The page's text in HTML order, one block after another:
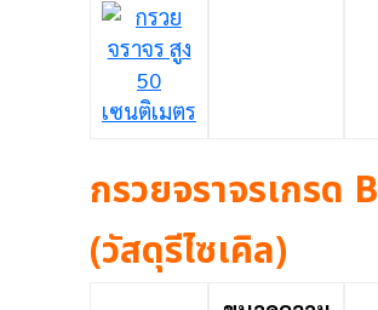
กรวยจราจรเกรด B
(วัสดุรีไซเคิล)